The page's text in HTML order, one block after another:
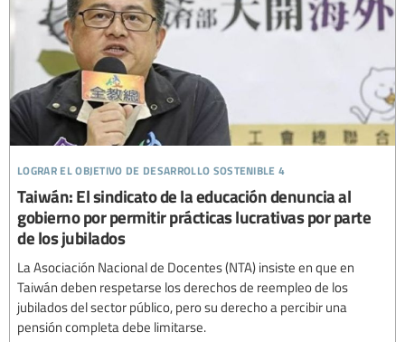
lograr el objetivo de desarrollo sostenible 4
Taiwán: El sindicato de la educación denuncia al
gobierno por permitir prácticas lucrativas por parte
de los jubilados
La Asociación Nacional de Docentes (NTA) insiste en que en
Taiwán deben respetarse los derechos de reempleo de los
jubilados del sector público, pero su derecho a percibir una
pensión completa debe limitarse.